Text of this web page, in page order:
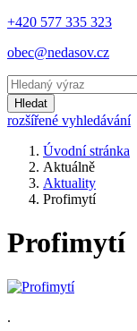
+420 577 335 323
obec@nedasov.cz
Hledat
rozšířené vyhledávání
Úvodní stránka
Aktuálně
Aktuality
Profimytí
Profimytí
.